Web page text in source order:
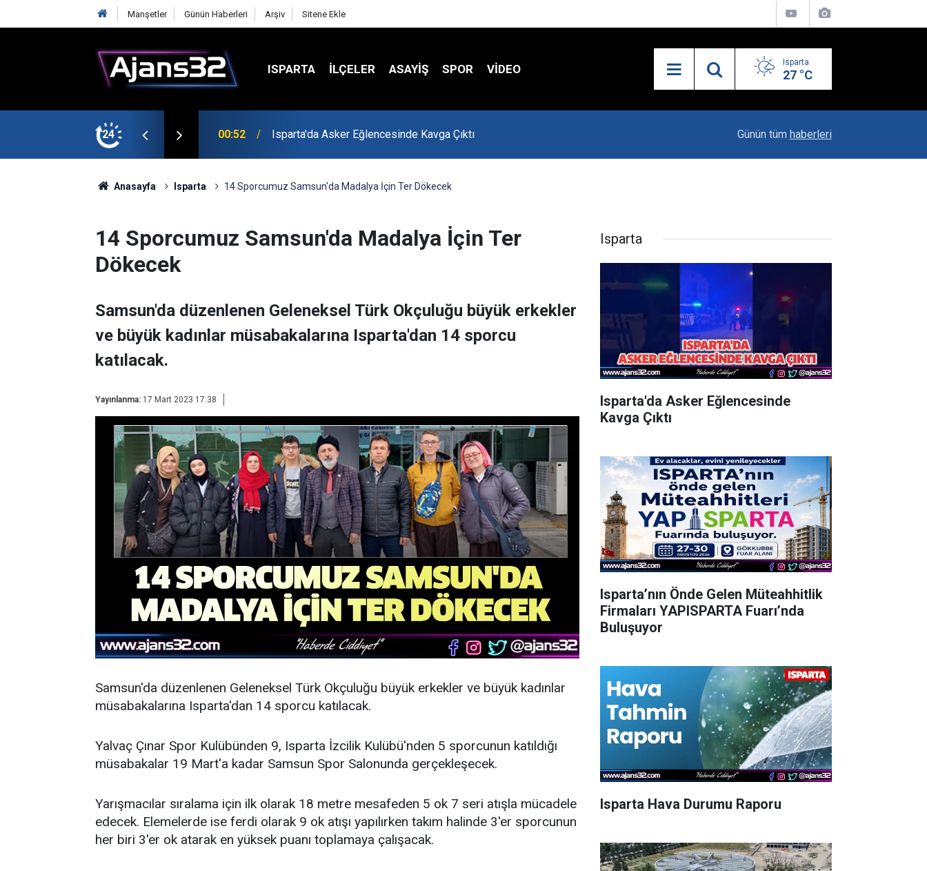
Manşetler Günün Haberleri Arşiv Sitene Ekle
ISPARTA İLÇELER ASAYİŞ SPOR VIDEO Isparta
27 °C
24 21:34 Uzaktan Hasta Değerlendirme Sistemi İle Yeni Dönem Başladı MHP’de İlçe Kongreleri Başlıyor
Günün tüm haberleri
Anasayfa Isparta 14 Sporcumuz Samsun'da Madalya İçin Ter Dökecek
14 Sporcumuz Samsun'da Madalya İçin Ter
Dökecek
Samsun'da düzenlenen Geleneksel Türk Okçuluğu büyük erkekler
ve büyük kadınlar müsabakalarına Isparta'dan 14 sporcu
katılacak.
Yayınlanma: 17 Mart 2023 17:38
Samsun'da düzenlenen Geleneksel Türk Okçuluğu büyük erkekler ve büyük kadınlar
müsabakalarına Isparta'dan 14 sporcu katılacak.
Yalvaç Çınar Spor Kulübünden 9, Isparta İzcilik Kulübü'nden 5 sporcunun katıldığı
müsabakalar 19 Mart'a kadar Samsun Spor Salonunda gerçekleşecek.
Yarışmacılar sıralama için ilk olarak 18 metre mesafeden 5 ok 7 seri atışla mücadele
edecek. Elemelerde ise ferdi olarak 9 ok atışı yapılırken takım halinde 3'er sporcunun
her biri 3'er ok atarak en yüksek puanı toplamaya çalışacak.
Isparta
Isparta'da Asker Eğlencesinde
Kavga Çıktı
Isparta’nın Önde Gelen Müteahhitlik
Firmaları YAPISPARTA Fuarı’nda
Buluşuyor
Isparta Hava Durumu Raporu